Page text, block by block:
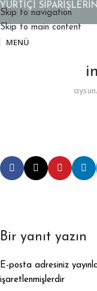
Skip to navigation
Skip to main content
MENÜ
aysun
Bir yanıt yazın
E-posta adresiniz
işaretlenmişlerdir
YURTİÇİ